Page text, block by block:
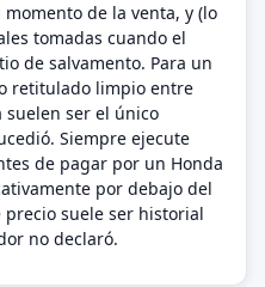
de la venta, y (lo
tomadas cuando el
de salvamento. Para un
retitulado limpio entre
suelen ser el único
Siempre ejecute
de pagar por un Honda
por debajo del
suele ser historial
no declaró.